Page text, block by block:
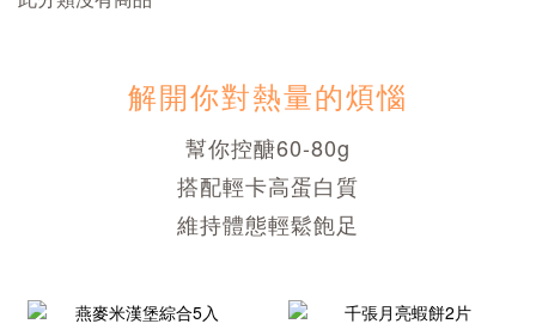
解開你對熱量的煩惱
幫你控醣60-80g
搭配輕卡高蛋白質
維持體態輕鬆飽足